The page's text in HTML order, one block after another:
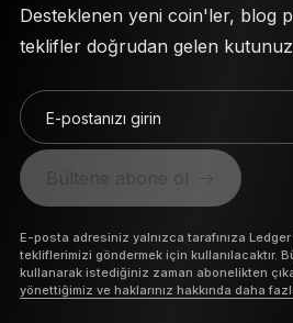
Desteklenen yeni coin'ler, blog
teklifler doğrudan gelen
E-postanızı girin
E-posta adresiniz yalnızca tarafınıza
tekliflerimizi göndermek için kullanılacaktır.
kullanarak istediğiniz zaman abonelikten
yönettiğimiz ve haklarınız hakkında daha